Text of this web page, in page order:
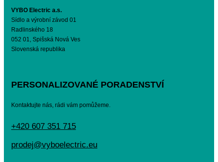
VYBO Electric a.s.
Sídlo a výrobní závod 01
Radlinského 18
052 01, Spišská Nová Ves
Slovenská republika
PERSONALIZOVANÉ PORADENSTVÍ
Kontaktujte nás, rádi vám pomůžeme.
+420 607 351 715
prodej@vyboelectric.eu